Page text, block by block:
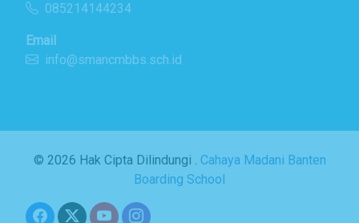
085214144234
Email
info@smancmbbs.sch.id
© 2026 Hak Cipta Dilindungi . Cahaya Madani Banten
Boarding School